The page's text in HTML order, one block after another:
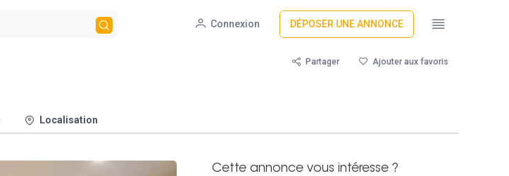
Connexion DÉPOSER UNE ANNONCE
Partager Ajouter aux favoris
Localisation
Cette annonce vous intéresse ?